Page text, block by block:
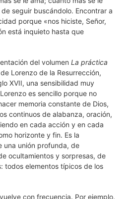
seguir buscándolo. Encontrar a
porque «nos hiciste, Señor,
está inquieto hasta que
del volumen La práctica
de Lorenzo de la Resurrección,
XVII, una sensibilidad muy
es sencillo porque no
memoria constante de Dios,
continuos de alabanza, oración,
en cada acción y en cada
horizonte y fin. Es la
una unión profunda, de
ocultamientos y sorpresas, de
todos elementos típicos de los
con frecuencia. Por ejemplo,